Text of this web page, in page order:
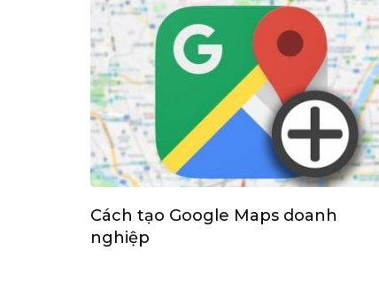
Cách tạo Google Maps doanh
nghiệp